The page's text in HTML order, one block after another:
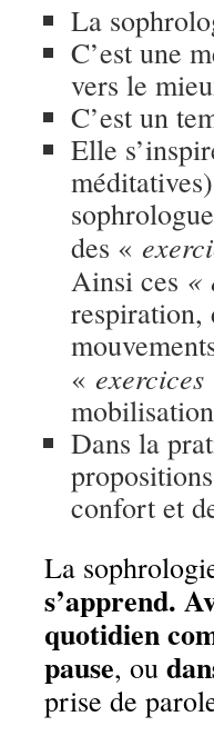
La
C’est une
vers le
C’est un
Elle
des «
Ainsi ces «
respiration,
« exercices
Dans la
confort et
La
s’apprend.
quotidien
pause, ou
prise de